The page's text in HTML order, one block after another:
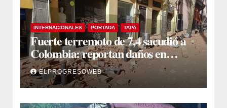
INTERNACIONALES PORTADA TAPA
Fuerte terremoto de 7,4 sacudió a
Colombia: reportan daños en
edificios en Bogotá, Medellín y Cali
ELPROGRESOWEB